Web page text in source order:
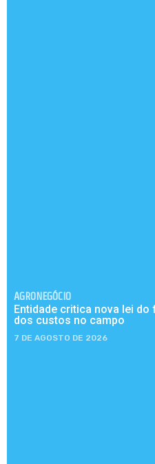
AGRONEGÓCIO
Entidade critica nova lei do
dos custos no campo
7 DE AGOSTO DE 2026